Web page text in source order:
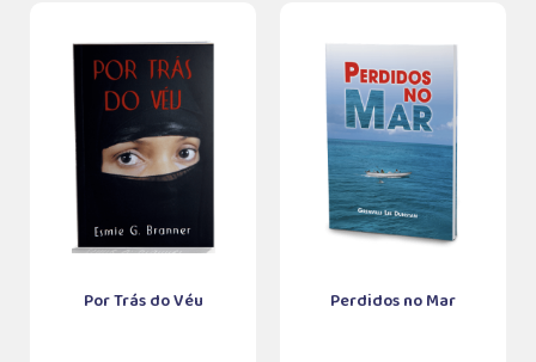
Por Trás do Véu Perdidos no Mar